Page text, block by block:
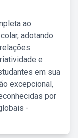
ao
adotando
e
em sua
excepcional,
por
-